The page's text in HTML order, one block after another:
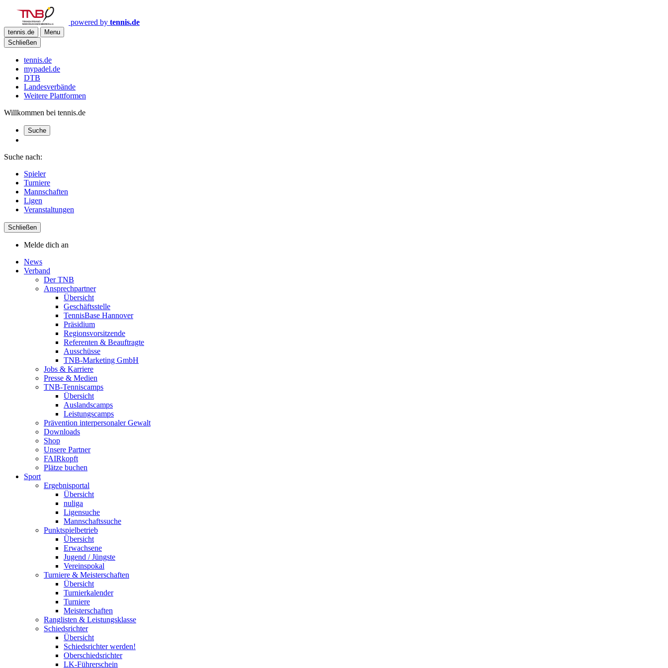
powered by tennis.de
tennis.de
Menu
Schließen
tennis.de
mypadel.de
DTB
Landesverbände
Weitere Plattformen
Willkommen bei tennis.de
Suche
Suche nach:
Spieler
Turniere
Mannschaften
Ligen
Veranstaltungen
Schließen
Melde dich an
News
Verband
Der TNB
Ansprechpartner
Übersicht
Geschäftsstelle
TennisBase Hannover
Präsidium
Regionsvorsitzende
Referenten & Beauftragte
Ausschüsse
TNB-Marketing GmbH
Jobs & Karriere
Presse & Medien
TNB-Tenniscamps
Übersicht
Auslandscamps
Leistungscamps
Prävention interpersonaler Gewalt
Downloads
Shop
Unsere Partner
FAIRkopft
Plätze buchen
Sport
Ergebnisportal
Übersicht
nuliga
Ligensuche
Mannschaftssuche
Punktspielbetrieb
Übersicht
Erwachsene
Jugend / Jüngste
Vereinspokal
Turniere & Meisterschaften
Übersicht
Turnierkalender
Turniere
Meisterschaften
Ranglisten & Leistungsklasse
Schiedsrichter
Übersicht
Schiedsrichter werden!
Oberschiedsrichter
LK-Führerschein